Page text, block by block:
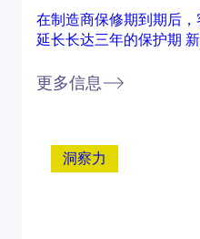
在制造商保修期到期后
延长长达三年的保护期
更多信息
洞察力